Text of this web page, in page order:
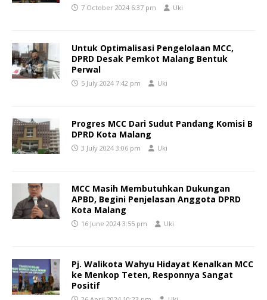
7 October 2024 6:37 pm Uki
Untuk Optimalisasi Pengelolaan MCC,
DPRD Desak Pemkot Malang Bentuk
Perwal
5 July 2024 7:42 pm Uki
Progres MCC Dari Sudut Pandang Komisi B
DPRD Kota Malang
3 July 2024 3:06 pm Uki
MCC Masih Membutuhkan Dukungan
APBD, Begini Penjelasan Anggota DPRD
Kota Malang
16 June 2024 3:55 pm Uki
Pj. Walikota Wahyu Hidayat Kenalkan MCC
ke Menkop Teten, Responnya Sangat
Positif